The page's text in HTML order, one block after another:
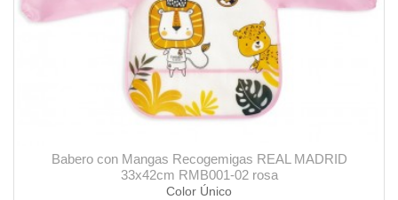
Babero con Mangas Recogemigas REAL MADRID
33x42cm RMB001-02 rosa
Color Único